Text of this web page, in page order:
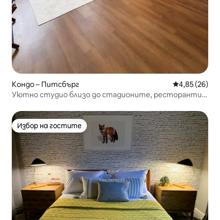
Кондо – Питсбърг Средна
4,85 (26)
Уютно студио близо до стадионите, ресторанти и
Избор на гостите
Избор на гостите